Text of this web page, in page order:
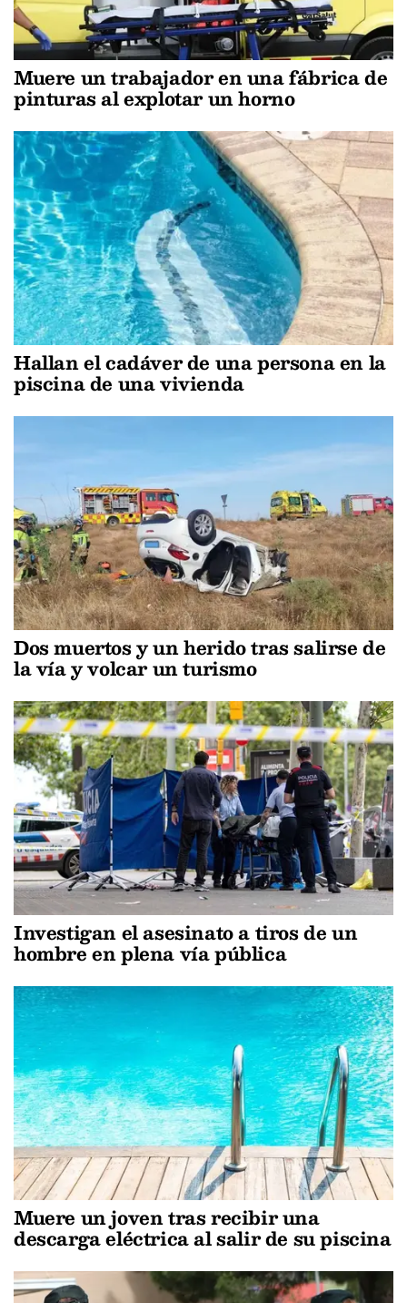
Muere un trabajador en una fábrica de
pinturas al explotar un horno
Hallan el cadáver de una persona en la
piscina de una vivienda
Dos muertos y un herido tras salirse de
la vía y volcar un turismo
Investigan el asesinato a tiros de un
hombre en plena vía pública
Muere un joven tras recibir una
descarga eléctrica al salir de su piscina